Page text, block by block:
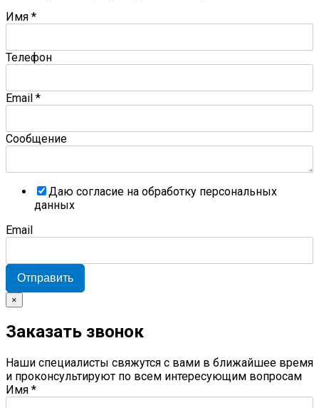
Имя *
Телефон
Email *
Сообщение
Даю согласие на обработку персональных
данных
Email
Отправить
×
Заказать звонок
Наши специалисты свяжутся с вами в ближайшее время
и проконсультируют по всем интересующим вопросам
Имя *